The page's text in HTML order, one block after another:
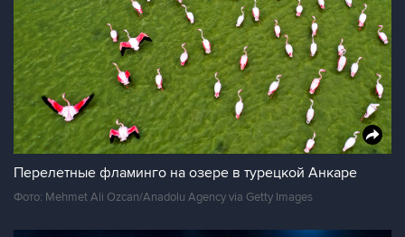
Перелетные фламинго на озере в турецкой Анкаре
Фото: Mehmet Ali Ozcan/Anadolu Agency via Getty Images